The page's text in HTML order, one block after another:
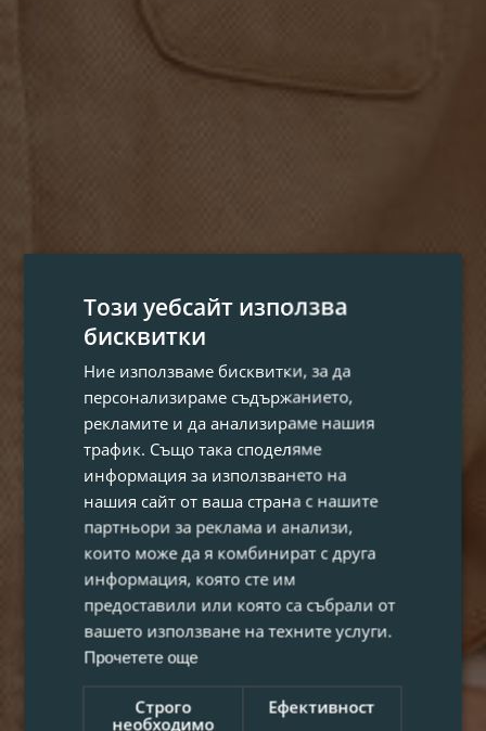
Този уебсайт използва
бисквитки
Ние използваме бисквитки, за да
персонализираме съдържанието,
рекламите и да анализираме нашия
трафик. Също така споделяме
информация за използването на
нашия сайт от ваша страна с нашите
партньори за реклама и анализи,
които може да я комбинират с друга
информация, която сте им
предоставили или която са събрали от
вашето използване на техните услуги.
Прочетете още
Строго
необходимо
Ефективност